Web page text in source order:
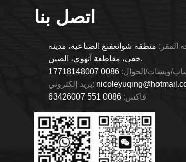
اتصل بنا
المقر: منطقة شوانغفنغ الصناعية، مدينة
خفي، مقاطعة آنهوي، الصين.
ويشات/الجوال: 0086 17718148007
بريد إلكتروني:
فاكس: 0086 551 63426007